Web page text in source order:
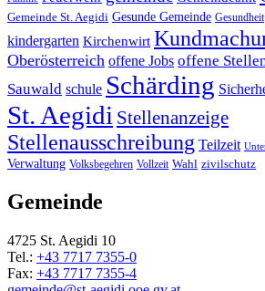
Gemeinde St. Aegidi Gesunde Gemeinde Gesundheit
kindergarten Kirchenwirt
Oberösterreich offene Jobs offene
Sauwald schule Schärding
St. Aegidi Stellenanzeige
Stellenausschreibung Teilzeit
Verwaltung Volksbegehren Vollzeit Wahl zivilschutz
Gemeinde
4725 St. Aegidi 10
Tel.: +43 7717 7355-0
Fax: +43 7717 7355-4